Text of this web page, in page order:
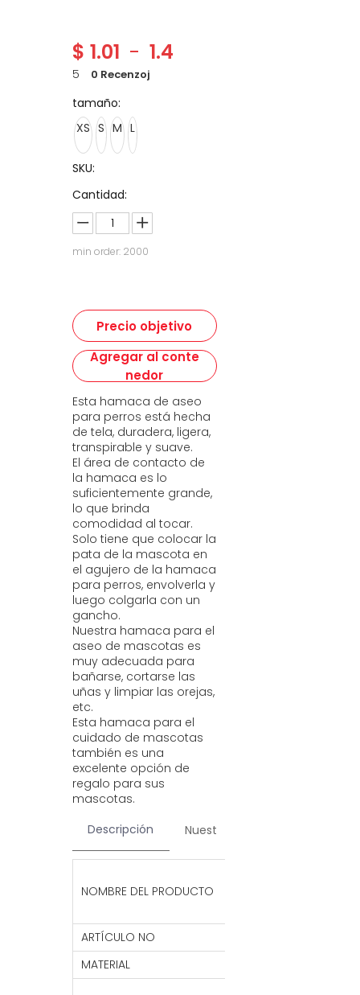
$ 1.01 - 1.4
5 0 Recenzoj
tamaño:
XS S M L
SKU:
Cantidad:
min order: 2000
Precio objetivo
Agregar al conte
nedor
Esta hamaca de aseo
para perros está hecha
de tela, duradera, ligera,
transpirable y suave.
El área de contacto de
la hamaca es lo
suficientemente grande,
lo que brinda
comodidad al tocar.
Solo tiene que colocar la
pata de la mascota en
el agujero de la hamaca
para perros, envolverla y
luego colgarla con un
gancho.
Nuestra hamaca para el
aseo de mascotas es
muy adecuada para
bañarse, cortarse las
uñas y limpiar las orejas,
etc.
Esta hamaca para el
cuidado de mascotas
también es una
excelente opción de
regalo para sus
mascotas.
Descripción
Nuestros servicios
NOMBRE DEL PRODUCTO
ARTÍCULO NO
MATERIAL